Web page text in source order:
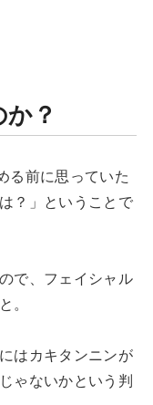
？
る前に思っていた
？」ということで
で、フェイシャル
。
はカキタンニンが
ゃないかという判